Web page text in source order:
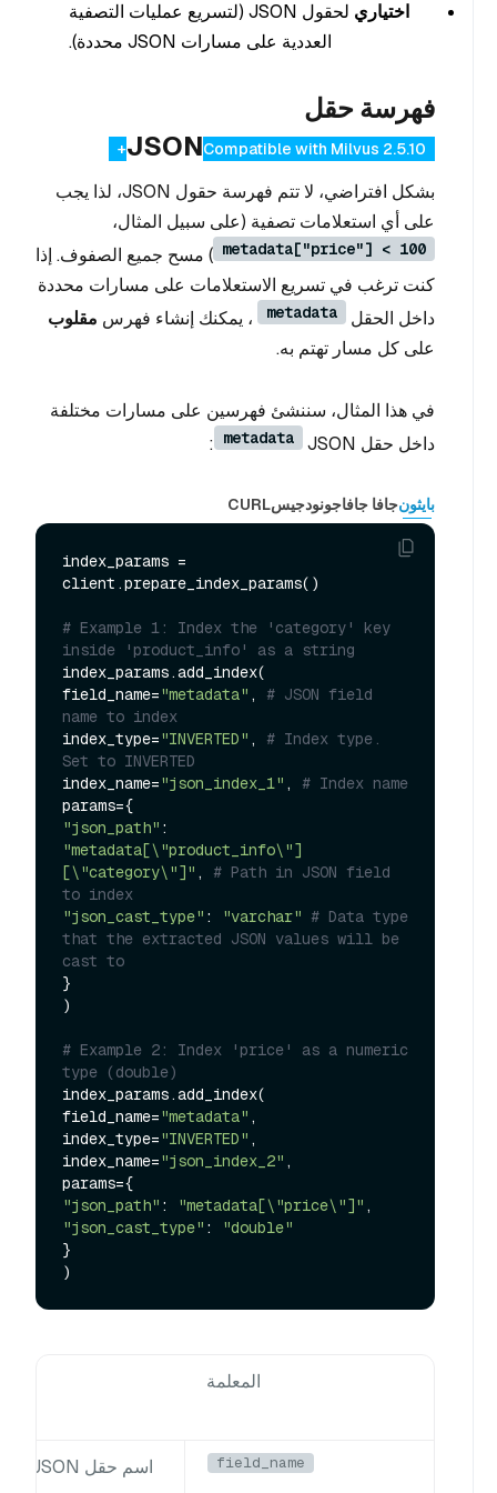
اختياري
لحقول JSON (لتسريع عمليات التصفية
العددية على مسارات JSON محددة).
فهرسة حقل
JSONCompatible with Milvus 2.5.10+
بشكل افتراضي، لا تتم فهرسة حقول JSON، لذا يجب
على أي استعلامات تصفية (على سبيل المثال،
metadata["price"] < 100 ) مسح جميع الصفوف. إذا
كنت ترغب في تسريع الاستعلامات على مسارات محددة
داخل الحقل
metadata ، يمكنك إنشاء فهرس مقلوب
على كل مسار تهتم به.
في هذا المثال، سننشئ فهرسين على مسارات مختلفة
داخل حقل JSON
metadata
:
بايثونجافا جافاجونودجيسCURL
index_params =
client.prepare_index_params()
# Example 1: Index the 'category' key
inside 'product_info' as a string
index_params.add_index(
field_name="metadata" , # JSON field
name to index
index_type="INVERTED" , # Index type.
Set to INVERTED
index_name="json_index_1" , # Index name
"json_path"
"metadata[\"product_info\"]
[\"category\"]" , # Path in JSON field
to index
"json_cast_type" : "varchar" # Data type
that the extracted JSON values will be
cast to
}
)
# Example 2: Index 'price' as a numeric
type (double)
index_params.add_index(
field_name="metadata" ,
index_type="INVERTED" ,
index_name="json_index_2" ,
"json_path" : "metadata[\"price\"]"
"json_cast_type" :
"double"
}
المعلمة
field_name اسم حقل JSON في مخططك.